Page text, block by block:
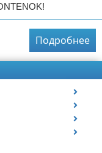
Подробнее